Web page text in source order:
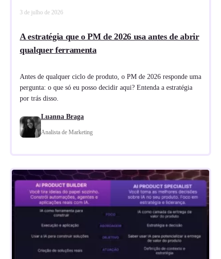
3 de julho de 2026
A estratégia que o PM de 2026 usa antes de abrir
qualquer ferramenta
Antes de qualquer ciclo de produto, o PM de 2026 responde uma
pergunta: o que só eu posso decidir aqui? Entenda a estratégia
por trás disso.
Luanna Braga
Analista de Marketing